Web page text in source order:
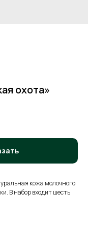
охота»
кожа молочного
В набор входит шесть